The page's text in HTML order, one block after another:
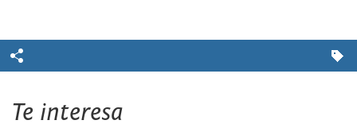
Te interesa